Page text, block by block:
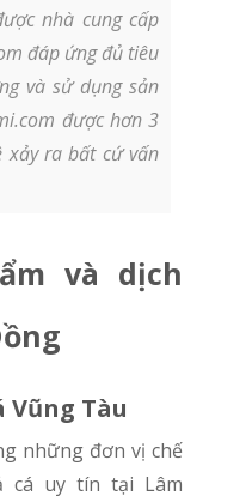
nhà cung cấp
đáp ứng đủ tiêu
và sử dụng sản
được hơn 3
xảy ra bất cứ vấn
và dịch
Vũng Tàu
cá uy tín tại Lâm